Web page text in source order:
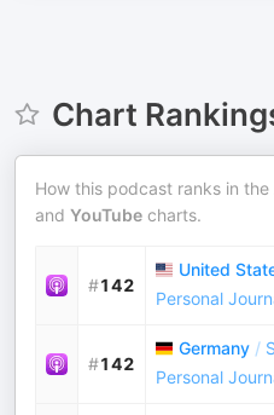
Chart
How this podcast ranks in the
and YouTube charts.
#142
United
Personal
#142
Germany /
Personal